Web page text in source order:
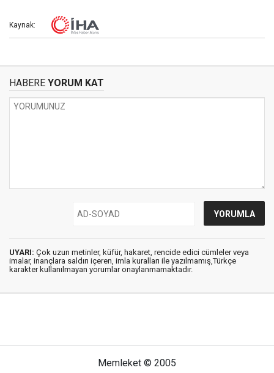
Kaynak:
HABERE YORUM KAT
UYARI: Çok uzun metinler, küfür, hakaret, rencide edici cümleler veya
imalar, inançlara saldırı içeren, imla kuralları ile yazılmamış,Türkçe
karakter kullanılmayan yorumlar onaylanmamaktadır.
Memleket © 2005